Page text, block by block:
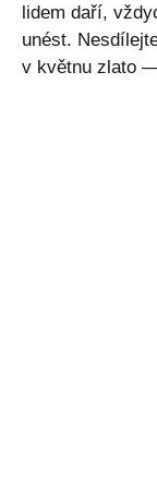
lidem daří,
unést.
v květnu zlato